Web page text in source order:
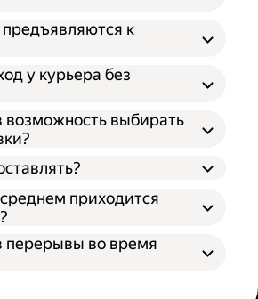
к
у курьера без
возможность выбирать
приходится
перерывы во время